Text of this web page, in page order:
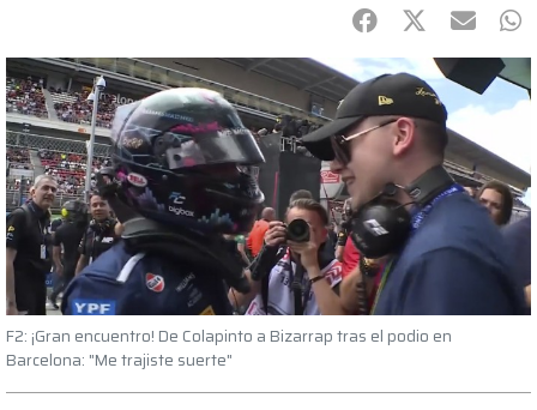
Facebook
Twitter
mail
F2: ¡Gran encuentro! De Colapinto a Bizarrap tras el podio en
Barcelona: "Me trajiste suerte"